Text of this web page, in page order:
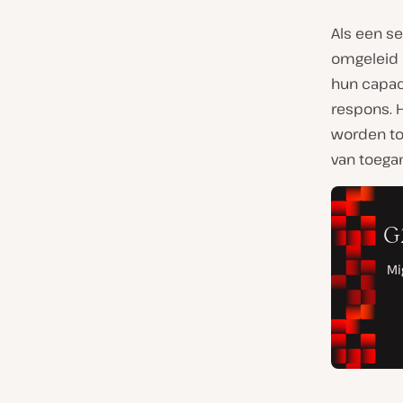
Als een
omgeleid
hun
respons.
worden
van